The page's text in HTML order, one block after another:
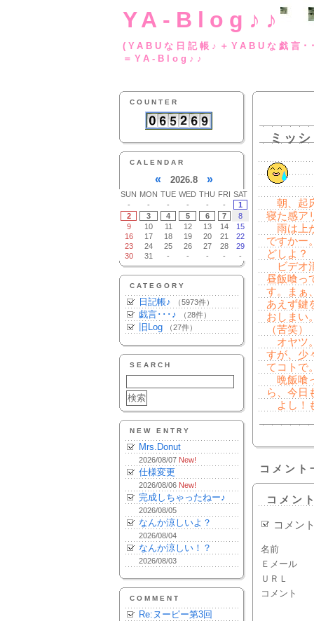
YA-Blog♪♪
(YABUな日記帳♪
＝YA-Blog♪♪
COUNTER
CALENDAR
« 2026.8 »
SUN MON TUE WED THU FRI SAT
-
- - - - -
1
2
3 4 5 6 7
8
9
10 11 12 13 14
15
16
17 18 19 20 21
22
23
24 25 26 27 28
29
30
31 - - - - -
CATEGORY
日記帳♪ （5973件）
戯言･･･♪ （28件）
旧Log （27件）
SEARCH
NEW ENTRY
Mrs.Donut
2026/08/07 New!
仕様変更
2026/08/06 New!
完成しちゃったねー♪
2026/08/05
なんか涼しいよ？
2026/08/04
なんか涼しい！？
2026/08/03
COMMENT
Re:ヌーピー第3回
ミッ
朝、起
寝た感ア
雨は上
ですかー
どしよ？
ビデオ
昼飯喰っ
す。まぁ
あえず鍵
おしまい
（苦笑）
オヤツ
すが、少
てコトで
晩飯喰
ら、今日
よし！
コメント
コメン
コメン
名前
Ｅメール
ＵＲＬ
コメント